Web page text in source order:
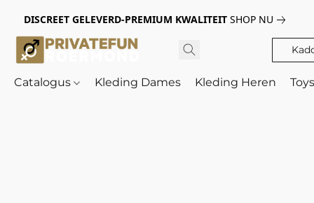
DISCREET GELEVERD-PREMIUM KWALITEIT SHOP NU
Catalogus Kleding Dames Kleding Heren